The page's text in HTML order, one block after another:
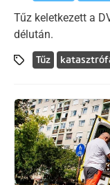
Tűz keletkezett a
délután.
Tűz